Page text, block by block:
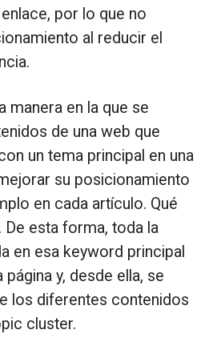
por lo que no
al reducir el
manera en la que se
de una web que
un tema principal en una
su posicionamiento
en cada artículo. Qué
De esta forma, toda la
en esa keyword principal
y, desde ella, se
los diferentes contenidos
cluster.